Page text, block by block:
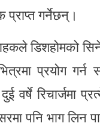
प्राप्त गर्नेछन्।
डिशहोमको
प्रयोग
रिचार्जमा
पनि भाग लिन